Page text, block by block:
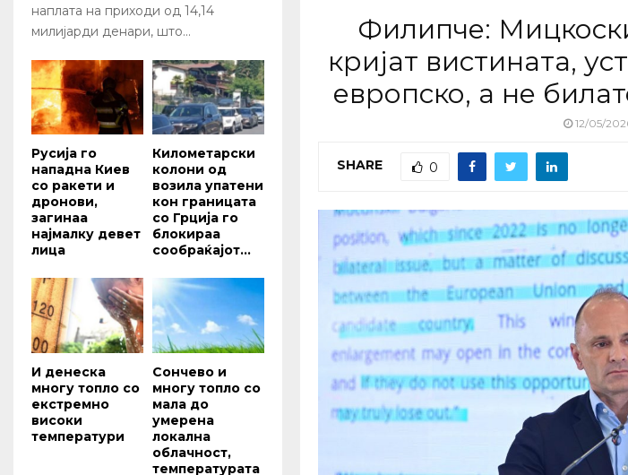
Филипче:
кријат вистината,
европско, а не
12/05/
SHARE 0
наплата на приходи од 14,14
милијарди денари, што...
Русија го
нападна Киев
со ракети и
дронови,
загинаа
најмалку девет
лица
Километарски
колони од
возила упатени
кон границата
со Грција го
блокираа
сообраќајот...
И денеска
многу топло со
екстремно
високи
температури
Сончево и
многу топло со
мала до
умерена
локална
облачност,
температурата